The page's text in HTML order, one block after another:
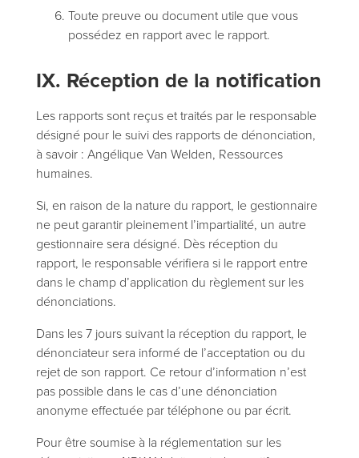
Toute preuve ou document utile que vous
possédez en rapport avec le rapport.
IX. Réception de la notification
Les rapports sont reçus et traités par le responsable
désigné pour le suivi des rapports de dénonciation,
à savoir : Angélique Van Welden, Ressources
humaines.
Si, en raison de la nature du rapport, le gestionnaire
ne peut garantir pleinement l’impartialité, un autre
gestionnaire sera désigné. Dès réception du
rapport, le responsable vérifiera si le rapport entre
dans le champ d’application du règlement sur les
dénonciations.
Dans les 7 jours suivant la réception du rapport, le
dénonciateur sera informé de l’acceptation ou du
rejet de son rapport. Ce retour d’information n’est
pas possible dans le cas d’une dénonciation
anonyme effectuée par téléphone ou par écrit.
Pour être soumise à la réglementation sur les